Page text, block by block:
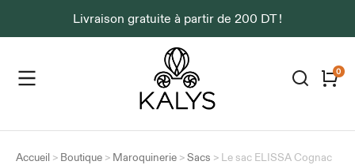
Livraison gratuite à partir de 200 DT !
Accueil > Boutique > Maroquinerie >Sacs > Le sac ELISSA Cognac